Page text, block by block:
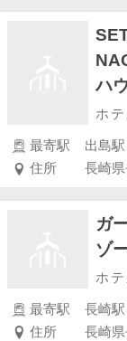
ハ
ホ
最寄駅
出島
住所
長崎
ガ
ゾ
ホ
最寄駅
長崎
住所
長崎